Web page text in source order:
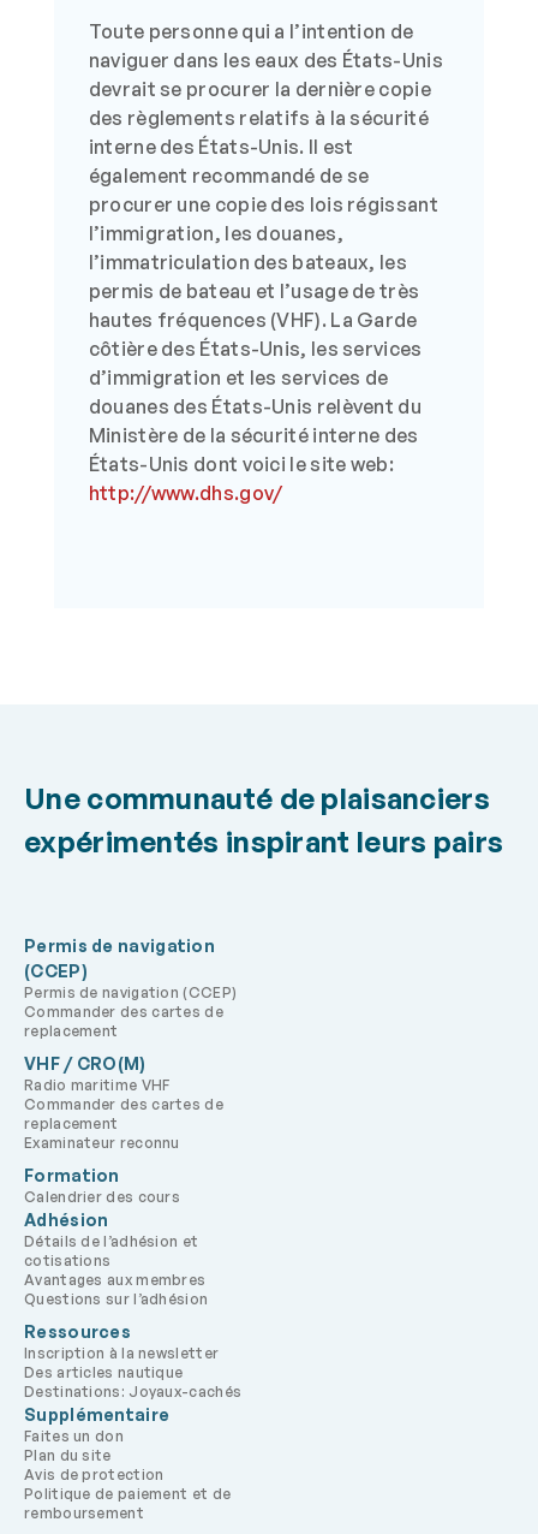
Toute personne qui a l’intention de
naviguer dans les eaux des États-Unis
devrait se procurer la dernière copie
des règlements relatifs à la sécurité
interne des États-Unis. Il est
également recommandé de se
procurer une copie des lois régissant
l’immigration, les douanes,
l’immatriculation des bateaux, les
permis de bateau et l’usage de très
hautes fréquences (VHF). La Garde
côtière des États-Unis, les services
d’immigration et les services de
douanes des États-Unis relèvent du
Ministère de la sécurité interne des
États-Unis dont voici le site web:
http://www.dhs.gov/
Une communauté de plaisanciers
expérimentés inspirant leurs pairs
Permis de navigation
(CCEP)
Permis de navigation (CCEP)
Commander des cartes de
replacement
VHF / CRO(M)
Radio maritime VHF
Commander des cartes de
replacement
Examinateur reconnu
Formation
Calendrier des cours
Adhésion
Détails de l’adhésion et
cotisations
Avantages aux membres
Questions sur l’adhésion
Ressources
Inscription à la newsletter
Des articles nautique
Destinations: Joyaux-cachés
Supplémentaire
Faites un don
Plan du site
Avis de protection
Politique de paiement et de
remboursement